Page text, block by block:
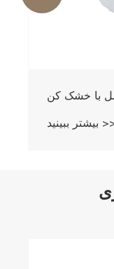
با خشک کن
ببینید >>